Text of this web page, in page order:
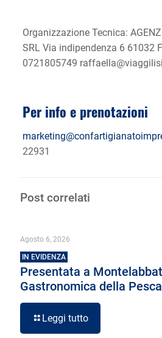
Organizzazione Tecnica:
SRL Via indipendenza 6 61032
0721805749
Per info e prenotazioni
22931
Post correlati
Agosto 6, 2026
IN EVIDENZA
Presentata a
Gastronomica della Pesca
Leggi tutto